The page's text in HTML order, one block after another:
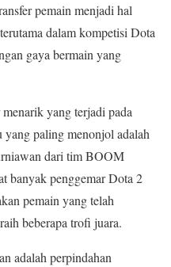
pemain menjadi hal
dalam kompetisi Dota
gaya bermain yang
yang terjadi pada
yang paling menonjol adalah
dari tim BOOM
banyak penggemar Dota 2
pemain yang telah
beberapa trofi juara.
adalah perpindahan